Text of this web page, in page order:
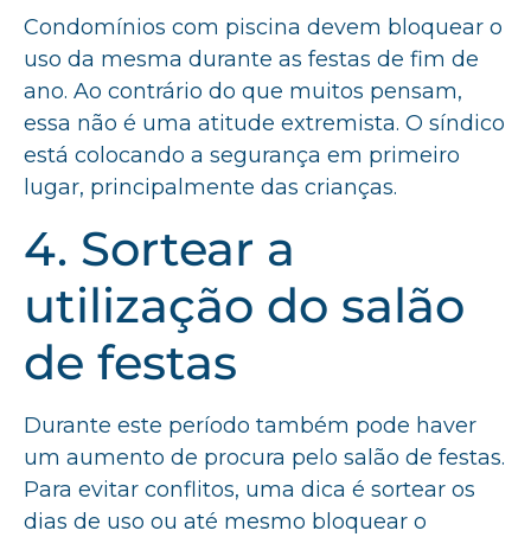
Condomínios com piscina devem bloquear o
uso da mesma durante as festas de fim de
ano. Ao contrário do que muitos pensam,
essa não é uma atitude extremista. O síndico
está colocando a segurança em primeiro
lugar, principalmente das crianças.
4. Sortear a
utilização do salão
de festas
Durante este período também pode haver
um aumento de procura pelo salão de festas.
Para evitar conflitos, uma dica é sortear os
dias de uso ou até mesmo bloquear o